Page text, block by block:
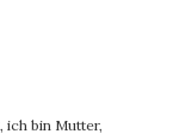
ich bin Mutter,